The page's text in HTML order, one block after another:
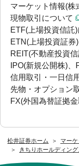
松井証券ホーム
マー
きちりホールディン
マーケット情報(株
現物取引について
ETF(上場投資信託
ETN(上場投資証券
REIT(不動産投資
IPO(新規公開株)
信用取引・一日信
先物・オプション
FX(外国為替証拠